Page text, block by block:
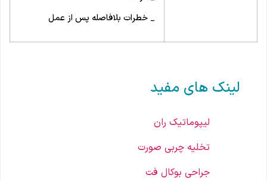
_ خطرات بلافاصله پس از عمل
لینک های مفید
لیپوماتیک ران
تخلیه چربی صورت
جراحی بوکال فت